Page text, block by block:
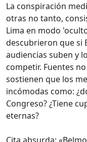
La conspiración
otras no tanto,
Lima en modo
descubrieron que si
audiencias suben y
competir. Fuentes
sostienen que los
incómodas como:
Congreso? ¿Tiene
eternas?